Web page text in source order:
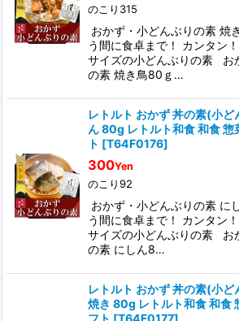
のこり315
おかず・小どんぶりの素 焼
う間に食卓まで！ カンタン
サイズの小どんぶりの素 お
の素 焼き鳥80ｇ…
レトルト おかず 丼の素(小ど
ん 80g レトルト和食 和食 惣
ト [T64F0176]
300Yen
のこり92
おかず・小どんぶりの素 に
う間に食卓まで！ カンタン
サイズの小どんぶりの素 お
の素 にしん8…
レトルト おかず 丼の素(小ど
焼き 80g レトルト和食 和食